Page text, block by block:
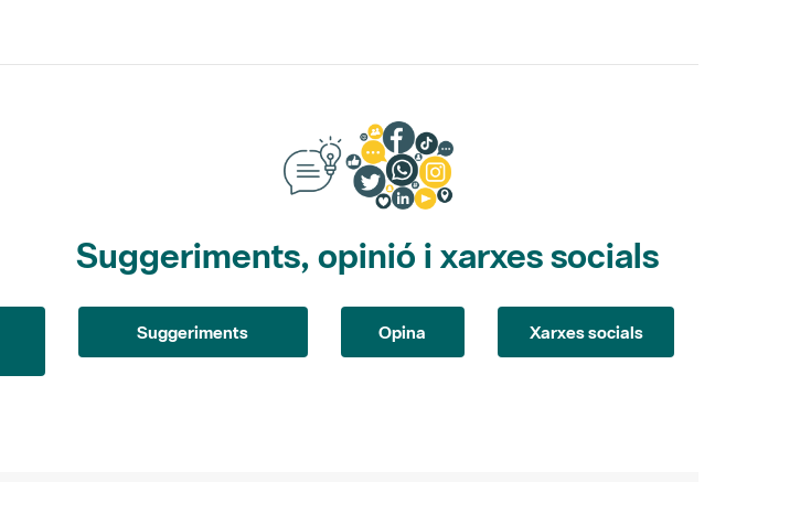
Suggeriments, opinió i xarxes socials
Suggeriments Opina Xarxes socials